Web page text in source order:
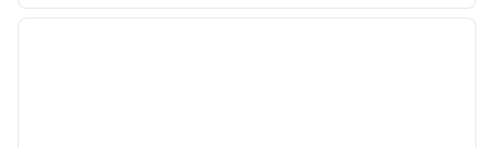
1 sur 13